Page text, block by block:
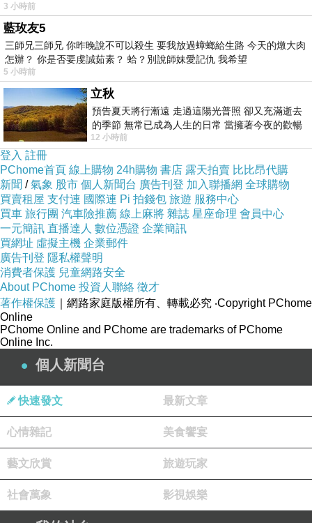
僅優於白開水，亦可補充身體所需的水分，提高
身體所需的飲水量。何況每種水果的成分都具有
不同的營養值，例如維生素、礦物質、糖分和膳
食纖維中的果膠等，即使打成果汁也都可以保
留，比起喝白開水或是一些毫無營養的碳酸飲料
來說，現打的新鮮果汁是最好的選擇。
若是覺得光喝果汁還不過癮，不妨試試泡一杯花
草茶，因為喝花茶不但可以舒緩情緒，更有美容
養顏的效果，是時下許多愛美女性的最愛，各款
擁有不同風味、香氣、和功效的花草茶，可以豐
富您的心靈，優雅您的生活。
對於長時間坐在電腦桌前的電腦族，常有口乾舌
燥、憋尿的情形，可以喝杯菊花決明子枸杞茶，
有鬆弛神經和明目等功效。玫瑰花、茉莉和菩提
子花則有養顏美白的效果，而薰衣草有抒壓的療
效，各種花草茶等您來體驗。
此外，本書還要教您如何做出美味又可口的果
凍，風貌多樣的果凍如茶凍、奶凍、酒凍、花果
凍，是廣受大眾歡迎的休閒食品，自己動手做安
全又健康，是老少咸宜的清涼美食，做果凍不失
敗的八大秘技，您不可不知，還介紹四種不同成
分卻可做出各式QQ果凍的膠凍粉讓您選擇，千
3 小時前
藍玫友5
三師兄三師兄 你昨晚說不可以殺生 要我放過蟑螂給生路 今天的燉大肉
怎辦？ 你是否要虔誠茹素？ 蛤？別說師妹愛記仇 我希望
5 小時前
立秋
預告夏天將行漸遠 走過這陽光普照 卻又充滿逝去
的季節 無常已成為人生的日常 當擁著今夜的歡暢
舒心 轉眼驟成昨日 而明晨 太陽
12 小時前
登入 註冊
PChome首頁 線上購物 24h購物 書店 露天拍賣 比比昂代購
新聞 /氣象 股市 個人新聞台 廣告刊登 加入聯播網 全球購物
買賣租屋 支付連 國際連 Pi 拍錢包 旅遊 服務中心
買車 旅行團 汽車險推薦 線上麻將 雜誌 星座命理 會員中心
一元簡訊 直播達人 數位憑證 企業簡訊
買網址 虛擬主機 企業郵件
廣告刊登 隱私權聲明
消費者保護 兒童網路安全
About PChome 投資人聯絡 徵才
著作權保護 ｜網路家庭版權所有、轉載必究 ‧Copyright PChome
Online
PChome Online and PChome are trademarks of PChome
Online Inc.
個人新聞台
快速發文 最新文章
心情雜記 美食饗宴
藝文欣賞 旅遊玩家
社會萬象 影視娛樂